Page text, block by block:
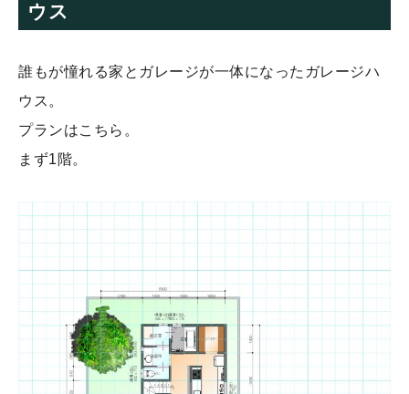
ウス
誰もが憧れる家とガレージが一体になったガレージハ
ウス。
プランはこちら。
まず1階。